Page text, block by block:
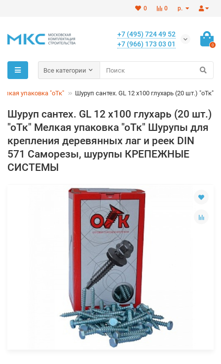
р.
0
0
+7 (495) 724 49 52
+7 (966) 173 03 01
0
Все категории
упаковка "оТк" Шуруп сантех. GL 12 х100 глухарь (20 шт.) "оТк"
Шуруп сантех. GL 12 х100 глухарь (20 шт.)
"оТк" Мелкая упаковка "оТк" Шурупы для
крепления деревянных лаг и реек DIN
571 Саморезы, шурупы КРЕПЕЖНЫЕ
СИСТЕМЫ